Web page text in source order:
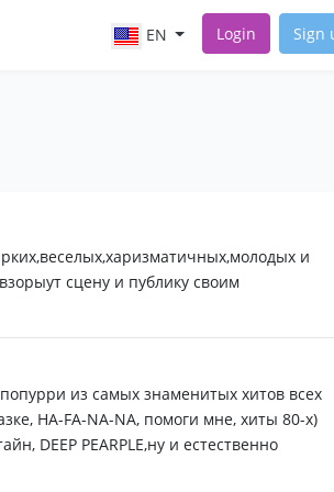
EN Login Sign
и
сцену и публику своим
из самых знаменитых хитов всех
HA-FA-NA-NA, помоги мне, хиты 80-х)
DEEP PEARPLE,ну и естественно